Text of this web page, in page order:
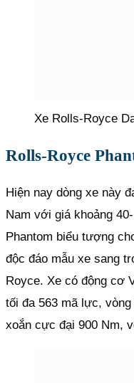
Xe Rolls-Royce
Rolls-Royce
Hiện nay dòng xe này
Nam với giá khoảng
Phantom biểu tượng
độc đáo mẫu xe sang
Royce. Xe có động cơ
tối đa 563 mã lực,
xoắn cực đại 900 Nm,